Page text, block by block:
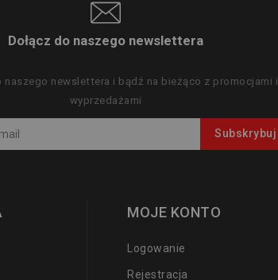
Dołącz do naszego newslettera
naszego newslettera i bądź na bieżąco z promocjami i
wyprzedażami
MOJE KONTO
Logowanie
Rejestracja